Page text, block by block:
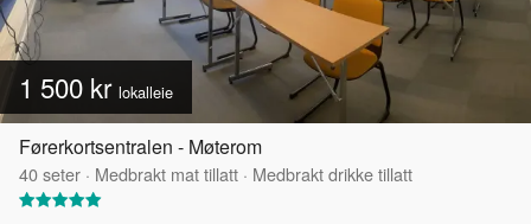
1 500 kr lokalleie
Førerkortsentralen - Møterom
40seter · Medbrakt mat tillatt · Medbrakt drikke tillatt